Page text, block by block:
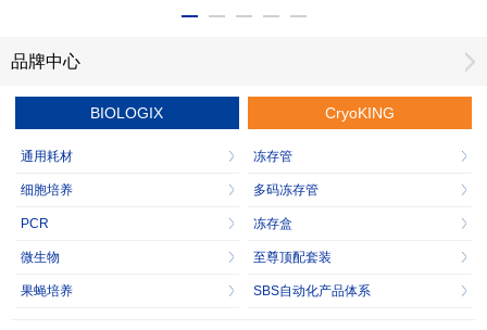
品牌中心
BIOLOGIX
通用耗材
细胞培养
PCR
微生物
果蝇培养
CryoKING
冻存管
多码冻存管
冻存盒
至尊顶配套装
SBS自动化产品体系